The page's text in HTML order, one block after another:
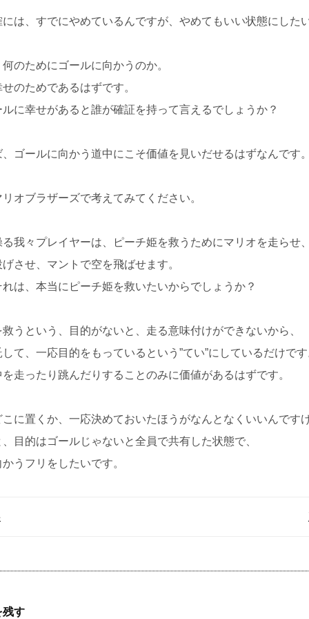
は、すでにやめているんですが、やめてもいい状態にしたい
のためにゴールに向かうのか。
のためであるはずです。
に幸せがあると誰が確証を持って言えるでしょうか？
ゴールに向かう道中にこそ価値を見いだせるはずなんです。
オブラザーズで考えてみてください。
我々プレイヤーは、ピーチ姫を救うためにマリオを走らせ、
させ、マントで空を飛ばせます。
は、本当にピーチ姫を救いたいからでしょうか？
うという、目的がないと、走る意味付けができないから、
て、一応目的をもっているという”てい”にしているだけです
走ったり跳んだりすることのみに価値があるはずです。
に置くか、一応決めておいたほうがなんとなくいいんですけ
目的はゴールじゃないと全員で共有した状態で、
うフリをしたいです。
残す